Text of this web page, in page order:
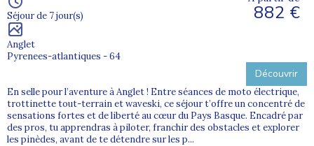
Séjour de 7 jour(s)
Anglet
Pyrenees-atlantiques - 64
882 €
Découvrir
En selle pour l’aventure à Anglet ! Entre séances de moto électrique,
trottinette tout-terrain et waveski, ce séjour t’offre un concentré de
sensations fortes et de liberté au cœur du Pays Basque. Encadré par
des pros, tu apprendras à piloter, franchir des obstacles et explorer
les pinèdes, avant de te détendre sur les p...